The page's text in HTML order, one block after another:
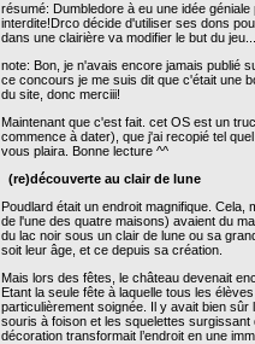
résumé: Dumbledore à eu une idée
interdite!Drco décide d'utiliser ses dons
dans une clairière va modifier le but du
note: Bon, je n'avais encore jamais publié
ce concours je me suis dit que c'était une
du site, donc merciii!
Maintenant que c'est fait. cet OS est un
commence à dater), que j'ai recopié tel
vous plaira. Bonne
(re)découverte au clair de lune
Poudlard était un endroit magnifique. Cela,
de l'une des quatre maisons) avaient du
du lac noir sous un clair de lune ou sa
soit leur âge, et ce depuis sa création.
Mais lors des fêtes, le château devenait
Etant la seule fête à laquelle tous les
particulièrement soignée. Il y avait bien
souris à foison et les squelettes
décoration transformait l’endroit en une